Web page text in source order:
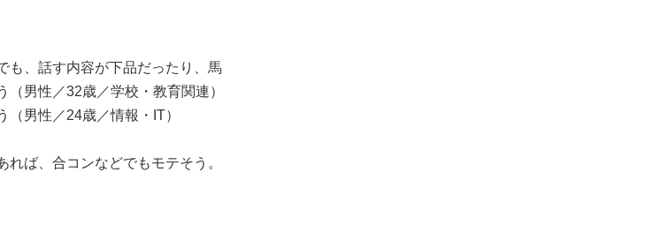
も、話す内容が下品だったり、馬
男性／32歳／学校・教育関連）
（男性／24歳／情報・IT）
ば、合コンなどでもモテそう。